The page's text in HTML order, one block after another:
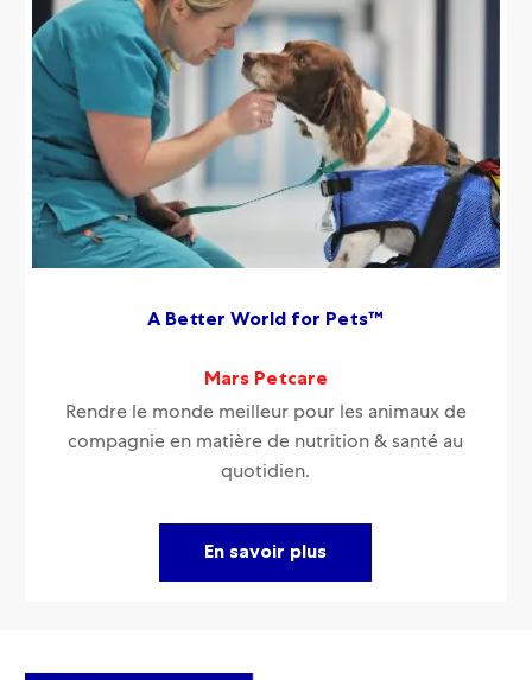
A Better World for Pets™
Mars Petcare
Rendre le monde meilleur pour les animaux de
compagnie en matière de nutrition & santé au
quotidien.
En savoir plus